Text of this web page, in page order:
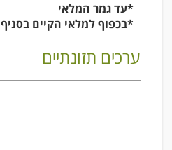
*עד גמר המלאי
*בכפוף למלאי הקיים בסניף
ערכים תזונתיים